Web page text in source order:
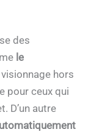
des
le
hors
pour ceux qui
D’un autre